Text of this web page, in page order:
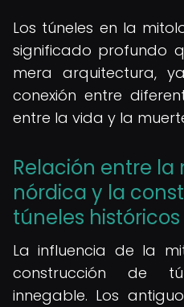
Los túneles en la
significado profundo
mera arquitectura,
conexión entre
entre la vida y la
Relación entre la
nórdica y la
túneles históricos
La influencia de la
construcción de
innegable. Los